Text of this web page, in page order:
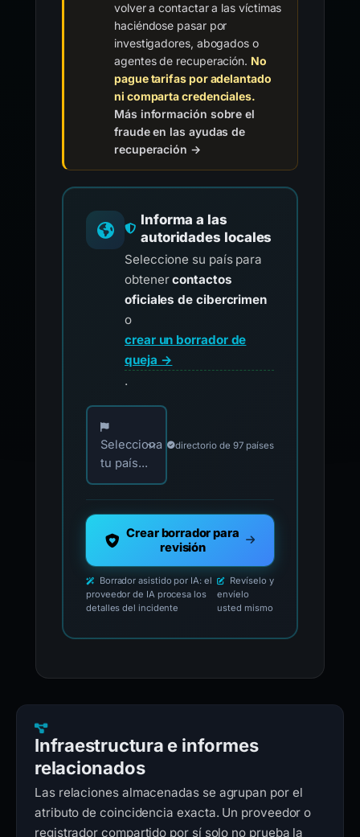
volver a contactar a las víctimas
haciéndose pasar por
investigadores, abogados o
agentes de recuperación. No
pague tarifas por adelantado
ni comparta credenciales.
Más información sobre el
fraude en las ayudas de
recuperación →
Informa a las
autoridades locales
Seleccione su país para
obtenercontactos
oficiales de cibercrimen
o
crear un borrador de
queja →
.
Elija su país para los contactos oficiales de
Selecciona
tu país...
directorio de 97 países
Crear borrador para
revisión
Borrador asistido por IA: el
proveedor de IA procesa los
detalles del incidente
Revíselo y
envíelo
usted mismo
Infraestructura e informes
relacionados
Las relaciones almacenadas se agrupan por el
atributo de coincidencia exacta. Un proveedor o
registrador compartido por sí solo no prueba la